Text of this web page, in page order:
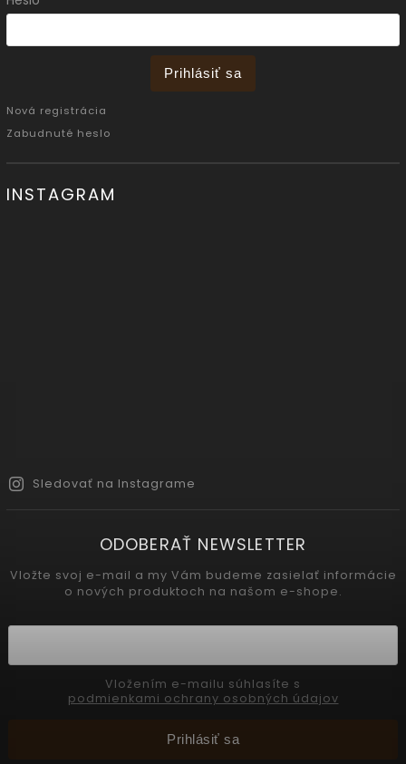
Prihlásiť sa
Nová registrácia
Zabudnuté heslo
INSTAGRAM
Sledovať na Instagrame
ODOBERAŤ NEWSLETTER
Vložte svoj e-mail a my Vám budeme zasielať informácie
o nových produktoch na našom e-shope.
podmienkami ochrany osobných údajov
Prihlásiť sa